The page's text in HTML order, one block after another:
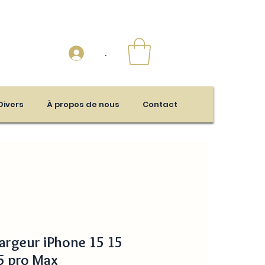
.
À propos de nous Contact
iPhone 15 15
pro Max